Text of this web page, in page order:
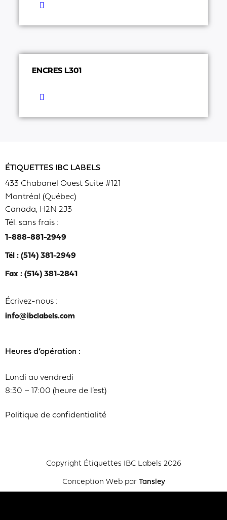
ENCRES L301
ÉTIQUETTES IBC LABELS
433 Chabanel Ouest Suite #121
Montréal (Québec)
Canada, H2N 2J3
Tél. sans frais :
1-888-881-2949
Tél : (514) 381-2949
Fax : (514) 381-2841
Écrivez-nous :
info@ibclabels.com
Heures d’opération :
Lundi au vendredi
8:30 – 17:00 (heure de l’est)
Politique de confidentialité
Copyright Étiquettes IBC Labels 2026
Conception Web par Tansley